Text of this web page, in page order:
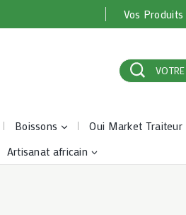
Vos
Boissons Oui Market Traiteur
Artisanat africain